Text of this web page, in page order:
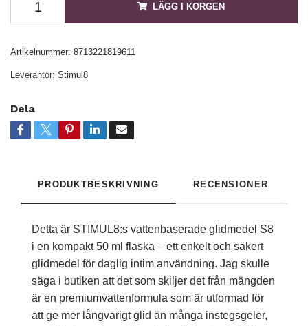
LÄGG I KORGEN
Artikelnummer: 8713221819611
Leverantör: Stimul8
Dela
PRODUKTBESKRIVNING RECENSIONER
Detta är STIMUL8:s vattenbaserade glidmedel S8
i en kompakt 50 ml flaska – ett enkelt och säkert
glidmedel för daglig intim användning. Jag skulle
säga i butiken att det som skiljer det från mängden
är en premiumvattenformula som är utformad för
att ge mer långvarigt glid än många instegsgeler,